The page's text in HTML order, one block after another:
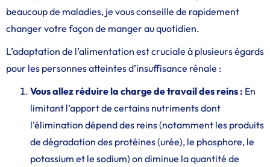
beaucoup de maladies, je vous conseille de rapidement
changer votre façon de manger au quotidien.
L’adaptation de l’alimentation est cruciale à plusieurs égards
pour les personnes atteintes d’insuffisance rénale :
Vous allez réduire la charge de travail des reins : En
limitant l’apport de certains nutriments dont
l’élimination dépend des reins (notamment les produits
de dégradation des protéines (urée), le phosphore, le
potassium et le sodium) on diminue la quantité de